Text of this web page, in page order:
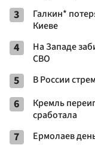
3
Галкин*
Киеве
4
На Западе
СВО
5 В России
6
Кремль
сработала
7 Ермолаев